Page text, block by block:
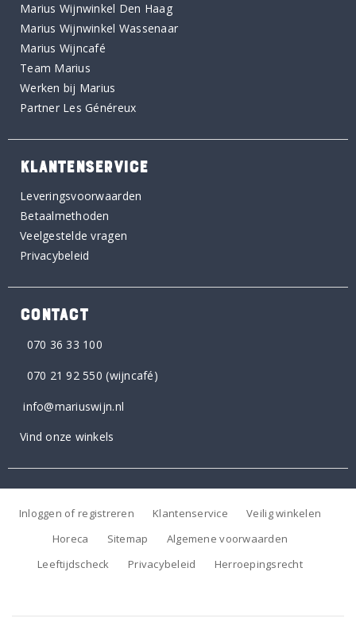
Marius Wijnwinkel Den Haag
Marius Wijnwinkel Wassenaar
Marius Wijncafé
Team Marius
Werken bij Marius
Partner Les Généreux
KLANTENSERVICE
Leveringsvoorwaarden
Betaalmethoden
Veelgestelde vragen
Privacybeleid
CONTACT
070 36 33 100
070 21 92 550 (wijncafé)
info@mariuswijn.nl
Vind onze winkels
Inloggen of registreren Klantenservice
Veilig winkelen
Horeca
Sitemap
Algemene voorwaarden
Leeftijdscheck
Privacybeleid Herroepingsrecht